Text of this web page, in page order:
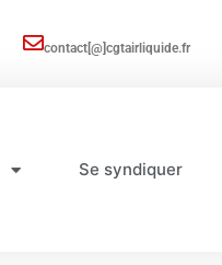
contact[@]cgtairliquide.fr
Se syndiquer